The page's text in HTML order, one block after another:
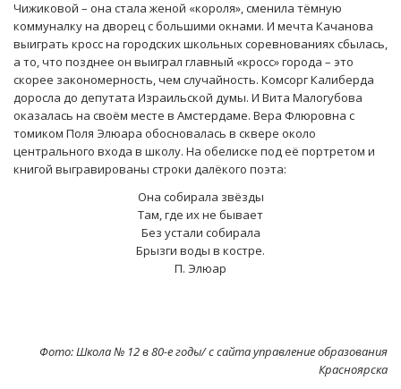
Чижиковой – она стала женой «короля», сменила тёмную
коммуналку на дворец с большими окнами. И мечта Качанова
выиграть кросс на городских школьных соревнованиях сбылась,
а то, что позднее он выиграл главный «кросс» города – это
скорее закономерность, чем случайность. Комсорг Калиберда
доросла до депутата Израильской думы. И Вита Малогубова
оказалась на своём месте в Амстердаме. Вера Флюровна с
томиком Поля Элюара обосновалась в сквере около
центрального входа в школу. На обелиске под её портретом и
книгой выгравированы строки далёкого поэта:
Она собирала звёзды
Там, где их не бывает
Без устали собирала
Брызги воды в костре.
П. Элюар
Фото: Школа № 12 в 80-е годы/ с сайта управление образования
Красноярска